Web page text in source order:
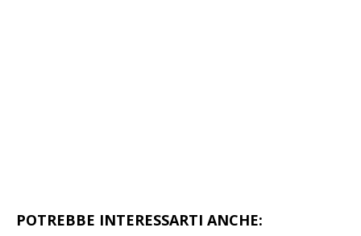
POTREBBE INTERESSARTI ANCHE: